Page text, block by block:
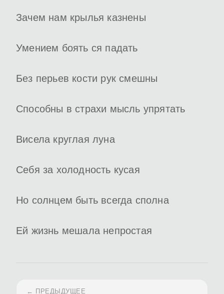
Зачем нам крылья казнены
Умением боять ся падать
Без перьев кости рук смешны
Способны в страхи мысль упрятать
Висела круглая луна
Себя за холодность кусая
Но солнцем быть всегда сполна
Ей жизнь мешала непростая
← ПРЕДЫДУЩЕЕ